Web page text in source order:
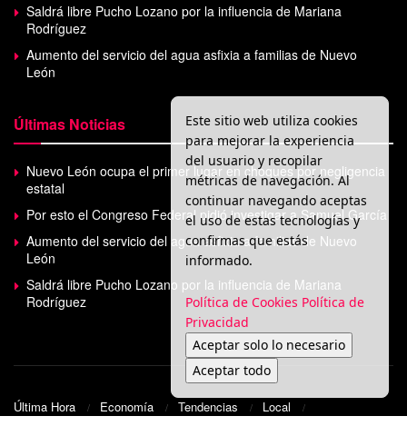
Saldrá libre Pucho Lozano por la influencia de Mariana
Rodríguez
Aumento del servicio del agua asfixia a familias de Nuevo
León
Últimas Noticias
Nuevo León ocupa el primer lugar en choques por negligencia
estatal
Por esto el Congreso Federal pidió investigar a Samuel García
Aumento del servicio del agua asfixia a familias de Nuevo
León
Saldrá libre Pucho Lozano por la influencia de Mariana
Rodríguez
Última Hora Economía Tendencias
Local
Este sitio web utiliza cookies
para mejorar la experiencia
del usuario y recopilar
métricas de navegación. Al
continuar navegando aceptas
el uso de estas tecnologías y
confirmas que estás
informado.
Política de Cookies Política de
Privacidad
Aceptar solo lo necesario
Aceptar todo